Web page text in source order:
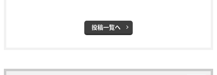
投稿一覧へ